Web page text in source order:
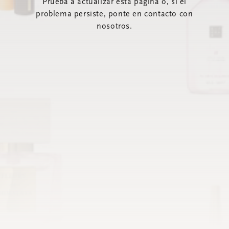
Prueba a actualizar esta página o, si el
problema persiste, ponte en contacto con
nosotros.